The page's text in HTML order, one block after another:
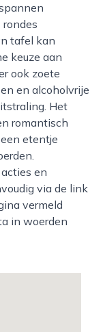
tafel kan
keuze aan
ook zoete
en alcoholvrije
Het
romantisch
etentje
en
via de link
vermeld
in woerden